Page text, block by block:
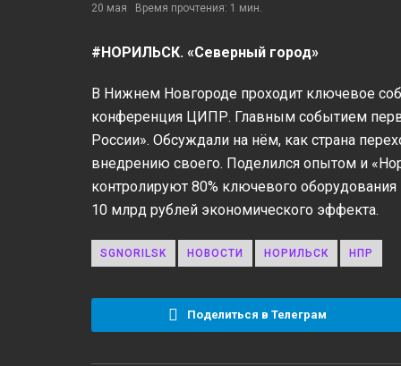
20 мая Время прочтения: 1 мин.
#НОРИЛЬСК. «Северный город»
В Нижнем Новгороде проходит ключевое
конференция ЦИПР. Главным событием
России». Обсуждали на нём, как страна
внедрению своего. Поделился опытом и
контролируют 80% ключевого
10 млрд рублей экономического эффекта.
SGNORILSK НОВОСТИ НОРИЛЬСК НПР
Поделиться в Телеграм